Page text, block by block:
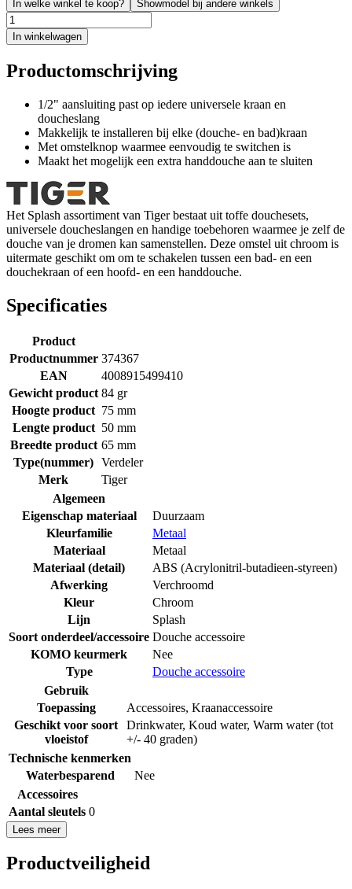
In welke winkel te koop? Showmodel bij andere winkels
In winkelwagen
Productomschrijving
1/2" aansluiting past op iedere universele kraan en
doucheslang
Makkelijk te installeren bij elke (douche- en bad)kraan
Met omstelknop waarmee eenvoudig te switchen is
Maakt het mogelijk een extra handdouche aan te sluiten
Het Splash assortiment van Tiger bestaat uit toffe douchesets,
universele doucheslangen en handige toebehoren waarmee je zelf de
douche van je dromen kan samenstellen. Deze omstel uit chroom is
uitermate geschikt om om te schakelen tussen een bad- en een
douchekraan of een hoofd- en een handdouche.
Specificaties
Product
Productnummer 374367
EAN
4008915499410
Gewicht product 84 gr
Hoogte product 75 mm
Lengte product 50 mm
Breedte product 65 mm
Type(nummer) Verdeler
Merk
Tiger
Algemeen
Eigenschap materiaal
Duurzaam
Kleurfamilie
Metaal
Materiaal
Metaal
Materiaal (detail)
ABS (Acrylonitril-butadieen-styreen)
Afwerking
Verchroomd
Kleur
Chroom
Lijn
Splash
Soort onderdeel/accessoire Douche accessoire
KOMO keurmerk
Nee
Type
Douche accessoire
Gebruik
Toepassing
Accessoires, Kraanaccessoire
Geschikt voor soort
vloeistof
Drinkwater, Koud water, Warm water (tot
+/- 40 graden)
Technische kenmerken
Waterbesparend
Nee
Accessoires
Aantal sleutels 0
Lees meer
Productveiligheid